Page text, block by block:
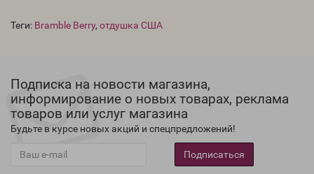
Теги: Bramble Berry, отдушка США
Подписка на новости магазина,
информирование о новых товарах, реклама
товаров или услуг магазина
Будьте в курсе новых акций и спецпредложений!
Подписаться